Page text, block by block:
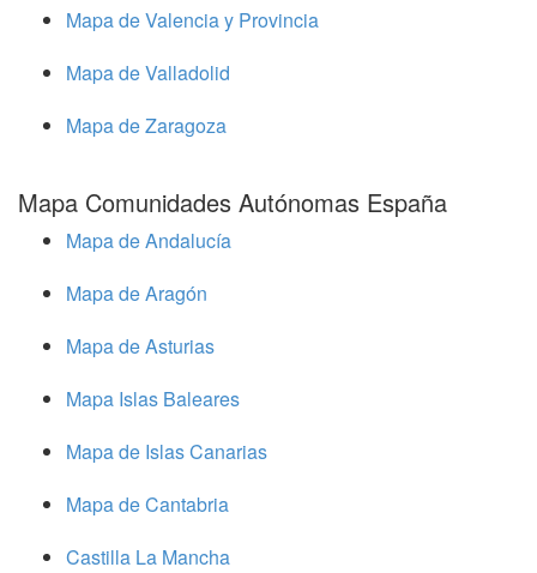
Mapa de Valencia y Provincia
Mapa de Valladolid
Mapa de Zaragoza
Mapa Comunidades Autónomas España
Mapa de Andalucía
Mapa de Aragón
Mapa de Asturias
Mapa Islas Baleares
Mapa de Islas Canarias
Mapa de Cantabria
Castilla La Mancha